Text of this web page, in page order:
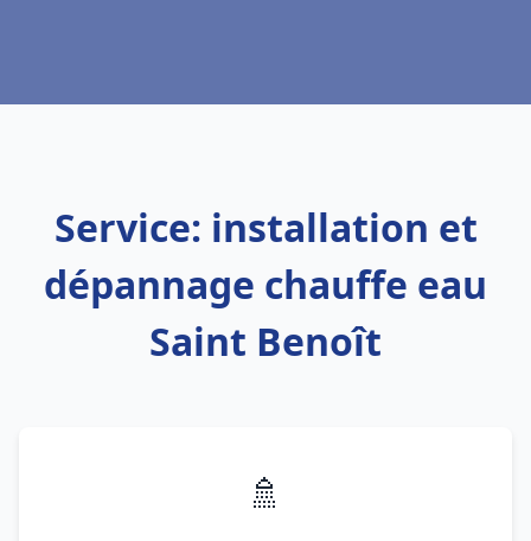
Service: installation et
dépannage chauffe eau
Saint Benoît
🚿